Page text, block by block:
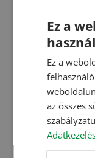
Hírek
Karrier
Ez a
használ
Ez a
az összes